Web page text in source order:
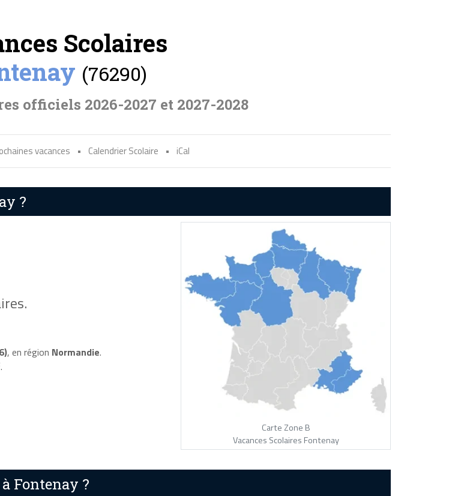
Scolaires
(76290)
officiels 2026-2027 et 2027-2028
vacances • Calendrier Scolaire • iCal
?
, en région Normandie.
.
Carte Zone B
Vacances Scolaires Fontenay
Fontenay ?